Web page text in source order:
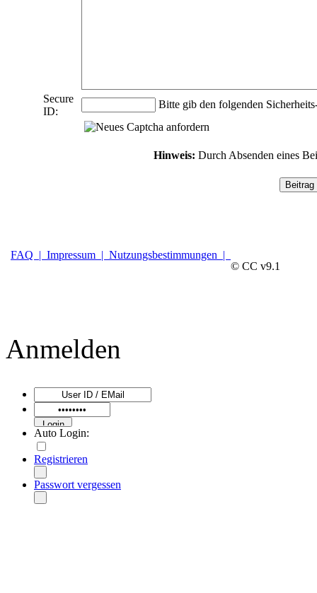
Secure
ID:
Bitte gib den folgenden
Hinweis: Durch Absenden eines
FAQ | Impressum | Nutzungsbestimmungen |
© CC v9.1
Anmelden
Auto Login:
Registrieren
Passwort vergessen